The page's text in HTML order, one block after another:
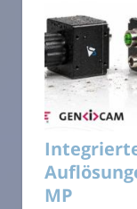
MP